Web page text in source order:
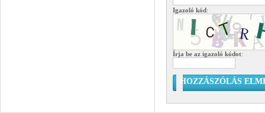
Igazoló kód:
Írja be az igazoló kódot:
HOZZÁSZÓLÁS